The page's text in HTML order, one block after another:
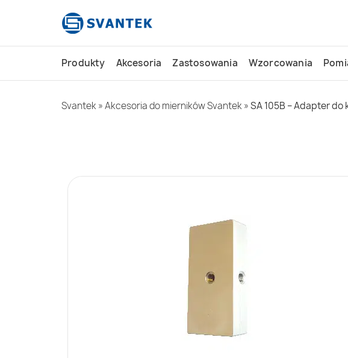
Produkty Akcesoria Zastosowania Wzorcowania
Svantek»Akcesoria do mierników Svantek»SA 105B – Adapter